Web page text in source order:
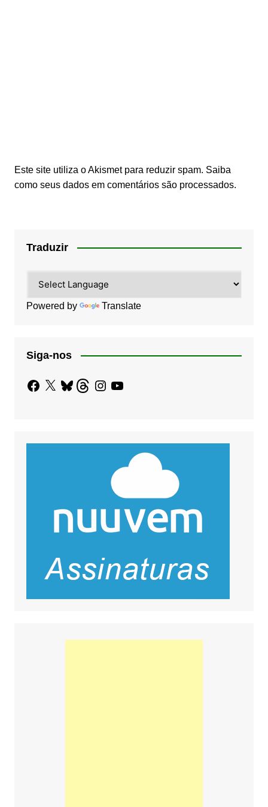
Este site utiliza o Akismet para reduzir spam. Saiba
como seus dados em comentários são processados.
Traduzir
Powered by Translate
Siga-nos
Facebook
X BlueskyThreadsInstagram
YouTube